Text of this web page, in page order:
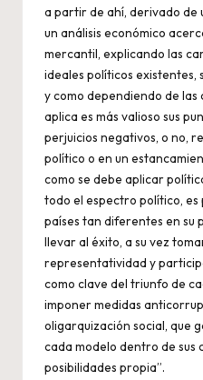
a partir de ahí, derivado
un análisis económico
mercantil, explicando las
ideales políticos existentes,
y como dependiendo de las
aplica es más valioso sus
perjuicios negativos, o no,
político o en un
como se debe aplicar
todo el espectro político, es
países tan diferentes en su
llevar al éxito, a su vez
representatividad y
como clave del triunfo de
imponer medidas
oligarquización social, que
cada modelo dentro de sus
posibilidades propia”.